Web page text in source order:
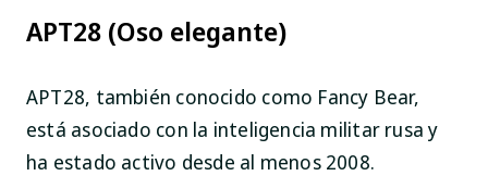
APT28 (Oso elegante)
APT28, también conocido como Fancy Bear,
está asociado con la inteligencia militar rusa y
ha estado activo desde al menos 2008.